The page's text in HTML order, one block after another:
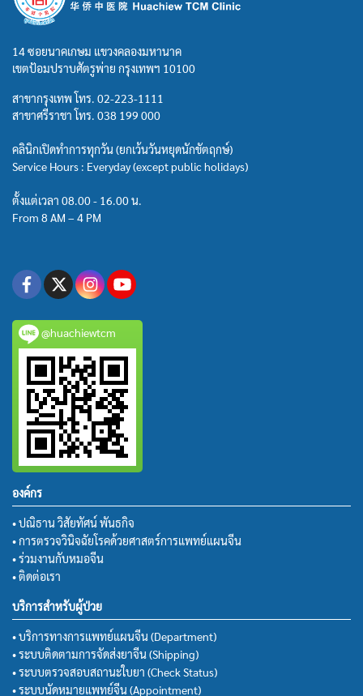
14 ซอยนาคเกษม แขวงคลองมหานาค
เขตป้อมปราบศัตรูพ่าย กรุงเทพฯ 10100
สาขากรุงเทพ โทร. 02-223-1111
สาขาศรีราชา โทร. 038 199 000
คลินิกเปิดทำการทุกวัน (ยกเว้นวันหยุดนักขัตฤกษ์)
Service Hours : Everyday (except public holidays)
ตั้งแต่เวลา 08.00 - 16.00 น.
From 8 AM – 4 PM
@huachiewtcm
องค์กร
• ปณิธาน วิสัยทัศน์ พันธกิจ
• การตรวจวินิจฉัยโรคด้วยศาสตร์การแพทย์แผนจีน
• ร่วมงานกับหมอจีน
• ติดต่อเรา
บริการสำหรับผู้ป่วย
• บริการทางการแพทย์แผนจีน (Department)
• ระบบติดตามการจัดส่งยาจีน (Shipping)
• ระบบตรวจสอบสถานะใบยา (Check Status)
• ระบบนัดหมายแพทย์จีน (Appointment)